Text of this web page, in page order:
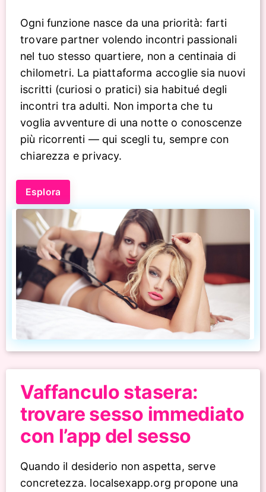
Ogni funzione nasce da una priorità: farti
trovare partner volendo incontri passionali
nel tuo stesso quartiere, non a centinaia di
chilometri. La piattaforma accoglie sia nuovi
iscritti (curiosi o pratici) sia habitué degli
incontri tra adulti. Non importa che tu
voglia avventure di una notte o conoscenze
più ricorrenti — qui scegli tu, sempre con
chiarezza e privacy.
Esplora
Vaffanculo stasera:
trovare sesso immediato
con l’app del sesso
Quando il desiderio non aspetta, serve
concretezza. localsexapp.org propone una